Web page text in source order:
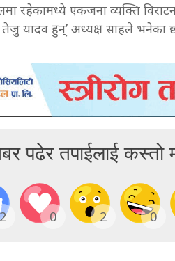
रहेकामध्ये एकजना व्यक्ति
यादव हुन्’ अध्यक्ष साहले भनेका
पढेर तपाईलाई
2 0 2 0